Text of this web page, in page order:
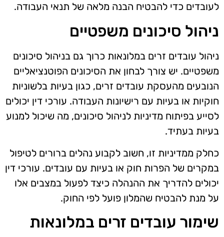
לעובדים כדי להבטיח הבנה מלאה של תנאי העבודה.
ניהול סיכונים משפטיים
ניהול עובדים זרים במלונאות כרוך גם בניהול סיכונים
משפטיים. יש צורך לבחון את הסיכונים הפוטנציאליים
הנובעים מהעסקת עובדים זרים, כגון בעיות בלשוניות
חוקיות או בעיות עם רישיונות העבודה. עורכי דין יכולים
לסייע בפיתוח מדיניות לניהול סיכונים, מה שיכול למנוע
בעיות בעתיד.
כחלק ממדיניות זו, חשוב לקבוע נהלים ברורים לטיפול
במקרים של הפרות חוק או בעיות עם עובדים. עורכי דין
יכולים להדריך את ההנהלה כיצד לפעול במצבים אלו
על מנת להבטיח שהמלון פועל לפי החוק.
שימור עובדים זרים במלונאות